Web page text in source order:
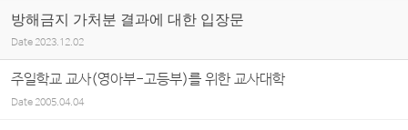
방해금지 가처분 결과에 대한 입장문
Date 2023.12.02
주일학교 교사(영아부-고등부)를 위한 교사대학
Date2005.04.04